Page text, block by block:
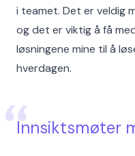
i teamet. Det er veldig
og det er viktig å få
løsningene mine til å
hverdagen.
Innsiktsmøter